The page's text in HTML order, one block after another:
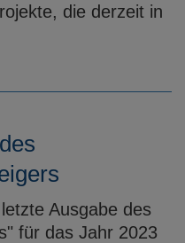
die derzeit in
Ausgabe des
für das Jahr 2023